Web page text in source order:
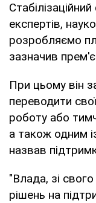
експертів,
розробляємо
зазначив
При цьому він
переводити
роботу або
а також одним
назвав
"Влада, зі
рішень на